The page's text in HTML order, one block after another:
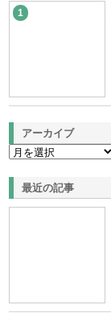
1
アーカイブ
最近の記事